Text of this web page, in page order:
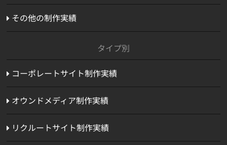
その他の制作実績
タイプ別
コーポレートサイト制作実績
オウンドメディア制作実績
リクルートサイト制作実績